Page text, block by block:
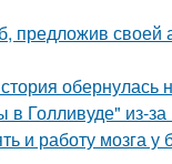
своей
Голливуде" из-за
и работу мозга